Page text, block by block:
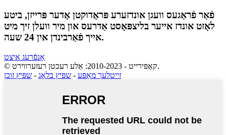
פֿאַר פֿראַגעס וועגן אונדזערע פּראָדוקטן אָדער פּרייזן, ביטע
לאָזט אונדז אייער בליצפּאָסט אַדרעס און מיר וועלן זיך מיט
אייך פֿאַרבינדן אין 24 שעה.
אָנפֿרעג איצט
© קאַפּירייט - 2010-2023: אַלע רעכטן רעזערווירט.
זייטלעך מאַפּע - שפּיץ בלאָג - שפּיץ זוכן